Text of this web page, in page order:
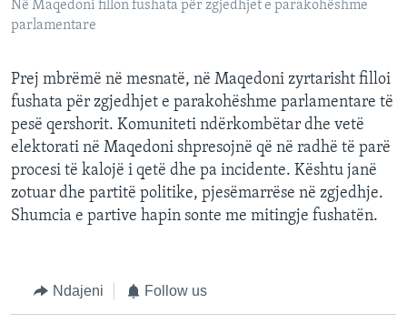
Në Maqedoni fillon fushata për zgjedhjet e parakohëshme
parlamentare
Prej mbrëmë në mesnatë, në Maqedoni zyrtarisht filloi
fushata për zgjedhjet e parakohëshme parlamentare të
pesë qershorit. Komuniteti ndërkombëtar dhe vetë
elektorati në Maqedoni shpresojnë që në radhë të parë
procesi të kalojë i qetë dhe pa incidente. Kështu janë
zotuar dhe partitë politike, pjesëmarrëse në zgjedhje.
Shumcia e partive hapin sonte me mitingje fushatën.
Ndajeni Follow us